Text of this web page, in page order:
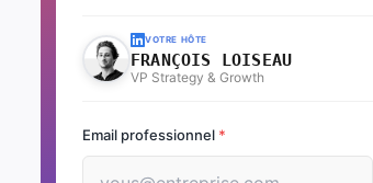
VOTRE HÔTE
FRANÇOIS LOISEAU
VP Strategy & Growth
Email professionnel *